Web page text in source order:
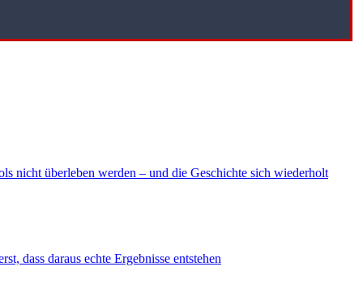
nicht überleben werden – und die Geschichte sich wiederholt
dass daraus echte Ergebnisse entstehen